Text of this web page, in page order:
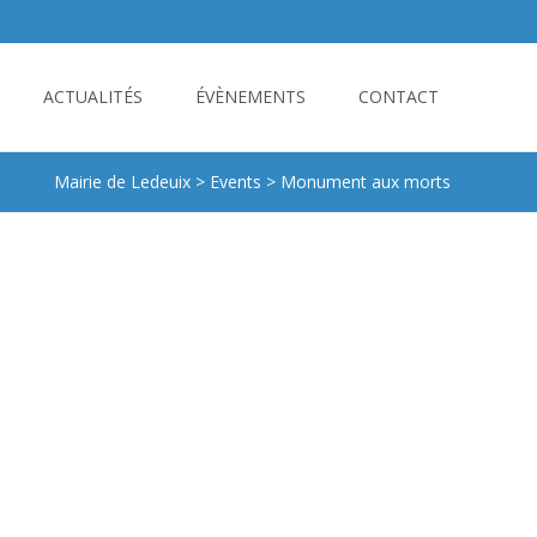
ACTUALITÉS ÉVÈNEMENTS CONTACT
Mairie de Ledeuix > Events > Monument aux morts